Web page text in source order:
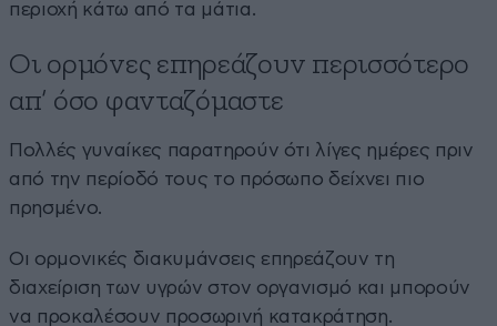
περιοχή κάτω από τα μάτια.
Οι ορμόνες επηρεάζουν περισσότερο
απ’ όσο φανταζόμαστε
Πολλές γυναίκες παρατηρούν ότι λίγες ημέρες πριν
από την περίοδό τους το πρόσωπο δείχνει πιο
πρησμένο.
Οι ορμονικές διακυμάνσεις επηρεάζουν τη
διαχείριση των υγρών στον οργανισμό και μπορούν
να προκαλέσουν προσωρινή κατακράτηση.